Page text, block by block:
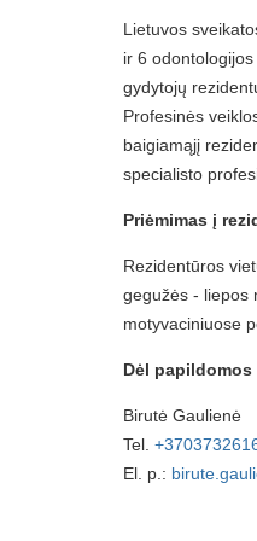
Lietuvos
ir 6
gydytojų
Profesinės
baigiamąjį
specialisto
Priėmimas į
Rezidentūros
gegužės - liepos
motyvaciniuose
Dėl
Birutė Gaulienė
Tel.
El. p.: